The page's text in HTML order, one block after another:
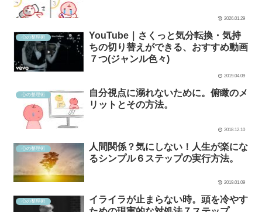
2026.01.29
心の整理術
YouTube｜さくっと気分転換・気持
ちの切り替えができる、おすすめ動画
７つ(ジャンル色々)
2019.04.09
心の整理術
自分視点に溺れないために。俯瞰のメ
リットとその方法。
2018.12.10
心の整理術
人間関係？気にしない！人生が楽にな
るシンプル６ステップの実行方法。
2019.01.09
心の整理術
イライラが止まらない時。頭を冷やす